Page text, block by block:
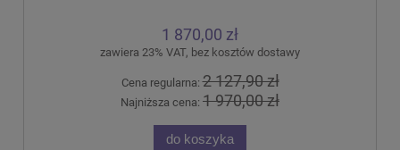
1 870,00 zł
zawiera 23% VAT, bez kosztów dostawy
Cena regularna:2 127,90 zł
Najniższa cena: 1 970,00 zł
do koszyka